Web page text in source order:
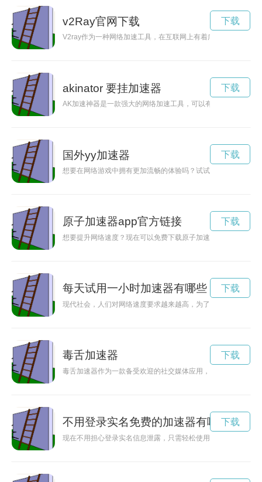
v2Ray官网下载
V2ray作为一种网络加速工具，在互联网上有着广泛的应用。其
下载
akinator 要挂加速器
AK加速神器是一款强大的网络加速工具，可以有效地提升网路
下载
国外yy加速器
想要在网络游戏中拥有更加流畅的体验吗？试试yy加速器吧！
下载
原子加速器app官方链接
想要提升网络速度？现在可以免费下载原子加速器永久版，让你
下载
每天试用一小时加速器有哪些
现代社会，人们对网络速度要求越来越高，为了提高工作和生
下载
毒舌加速器
毒舌加速器作为一款备受欢迎的社交媒体应用，在最新版本更
下载
不用登录实名免费的加速器有哪些
现在不用担心登录实名信息泄露，只需轻松使用免费加速器即可
下载